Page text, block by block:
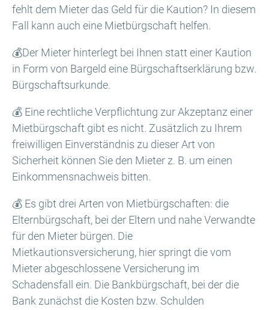
fehlt dem Mieter das Geld für die Kaution? In diesem
Fall kann auch eine Mietbürgschaft helfen.
💰Der Mieter hinterlegt bei Ihnen statt einer Kaution
in Form von Bargeld eine Bürgschaftserklärung bzw.
Bürgschaftsurkunde.
💰 Eine rechtliche Verpflichtung zur Akzeptanz einer
Mietbürgschaft gibt es nicht. Zusätzlich zu Ihrem
freiwilligen Einverständnis zu dieser Art von
Sicherheit können Sie den Mieter z. B. um einen
Einkommensnachweis bitten.
💰 Es gibt drei Arten von Mietbürgschaften: die
Elternbürgschaft, bei der Eltern und nahe Verwandte
für den Mieter bürgen. Die
Mietkautionsversicherung, hier springt die vom
Mieter abgeschlossene Versicherung im
Schadensfall ein. Die Bankbürgschaft, bei der die
Bank zunächst die Kosten bzw. Schulden